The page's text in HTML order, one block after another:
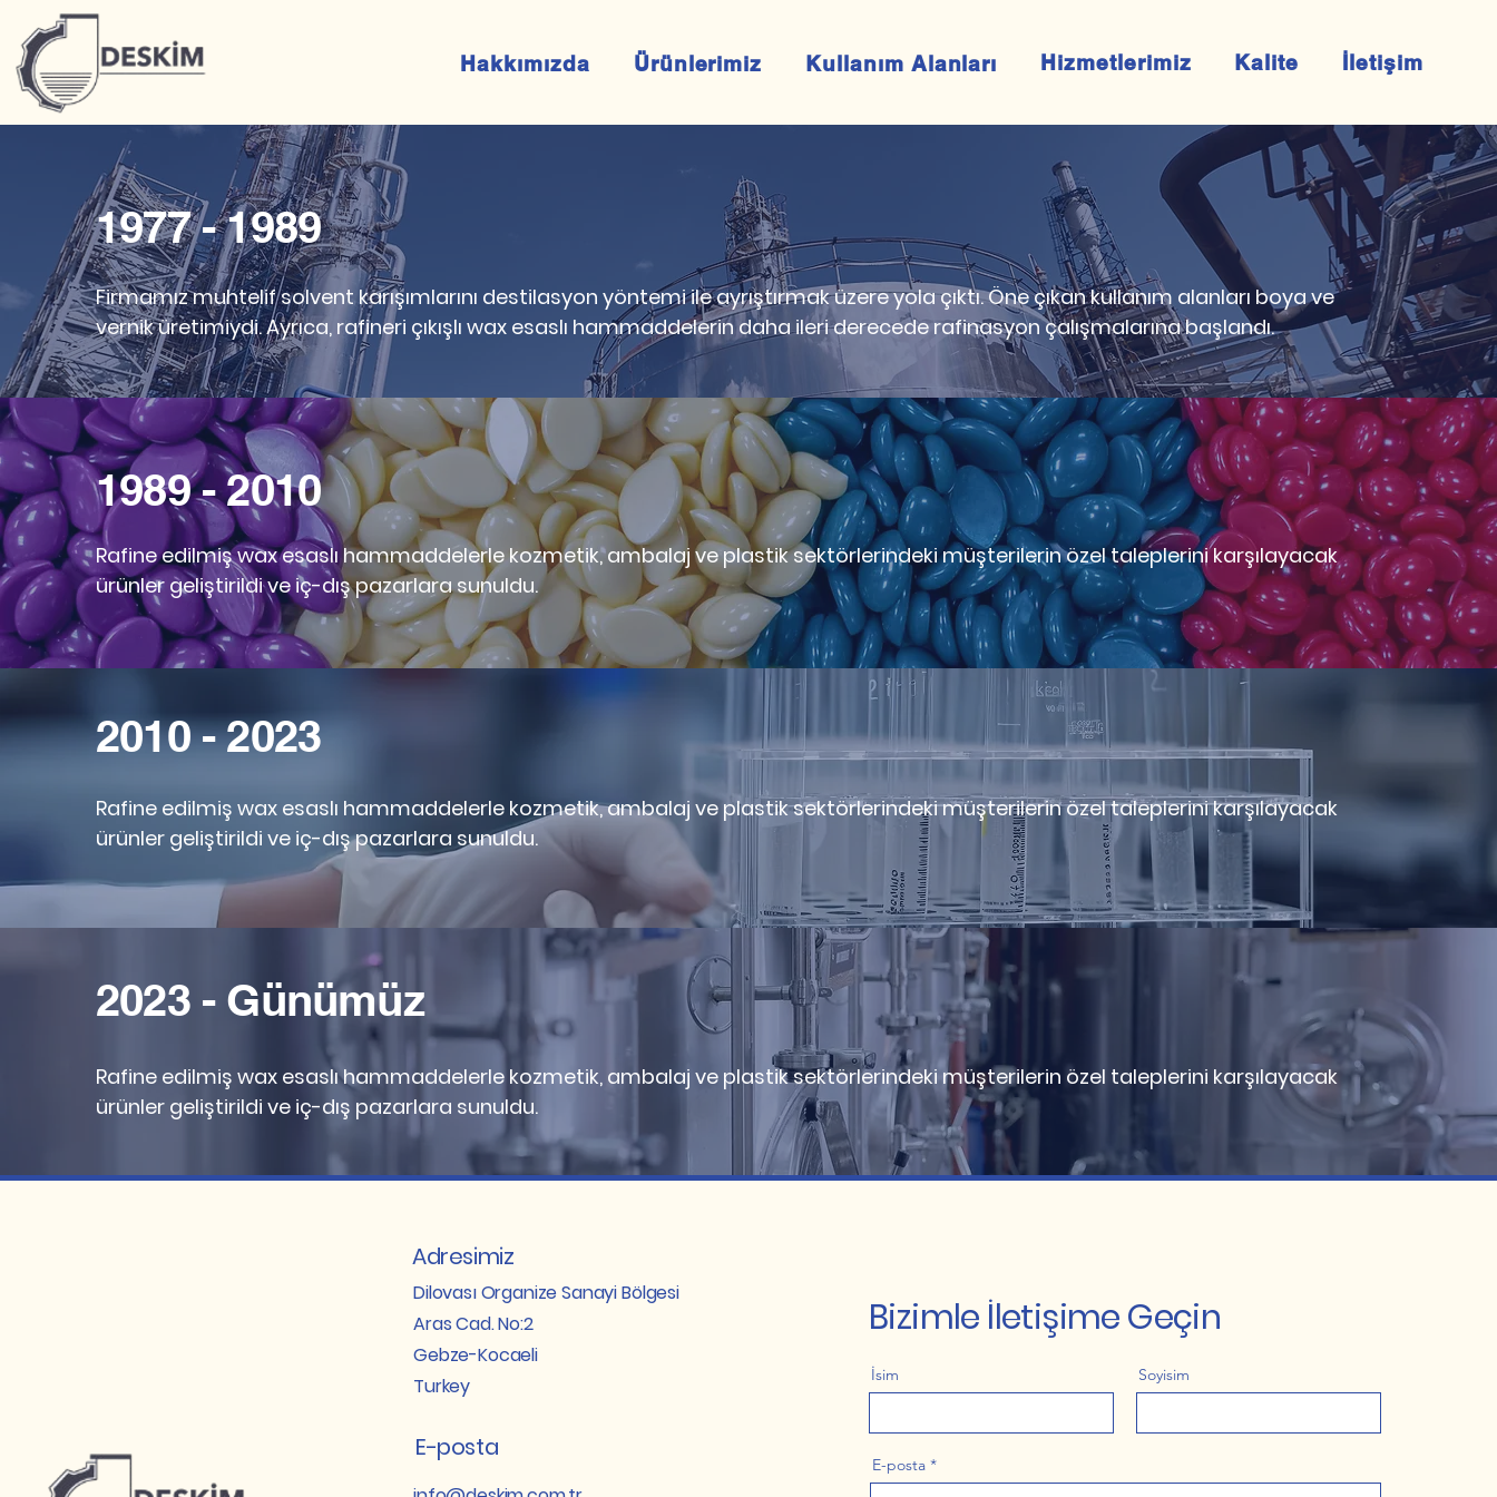
Hakkımızda Ürünlerimiz Kullanım Alanları Hizmetlerimiz Kalite İletişim
1977 - 1989
Firmamız muhtelif solvent karışımlarını destilasyon yöntemi ile ayrıştırmak üzere yola çıktı. Öne çıkan kullanım alanları boya ve
vernik üretimiydi. Ayrıca, rafineri çıkışlı wax esaslı hammaddelerin daha ileri derecede rafinasyon çalışmalarına başlandı.
1989 - 2010
​Rafine edilmiş wax esaslı hammaddelerle kozmetik, ambalaj ve plastik sektörlerindeki müşterilerin özel taleplerini karşılayacak
ürünler geliştirildi ve iç-dış pazarlara sunuldu.
2010 - 2023
​Rafine edilmiş wax esaslı hammaddelerle kozmetik, ambalaj ve plastik sektörlerindeki müşterilerin özel taleplerini karşılayacak
ürünler geliştirildi ve iç-dış pazarlara sunuldu.
2023 - Günümüz
​Rafine edilmiş wax esaslı hammaddelerle kozmetik, ambalaj ve plastik sektörlerindeki müşterilerin özel taleplerini karşılayacak
ürünler geliştirildi ve iç-dış pazarlara sunuldu.
Adresimiz
Dilovası Organize Sanayi Bölgesi
Aras Cad. No:2
Gebze-Kocaeli
Turkey
E-posta
İsim Soyisim
E-posta
Bizimle İletişime Geçin